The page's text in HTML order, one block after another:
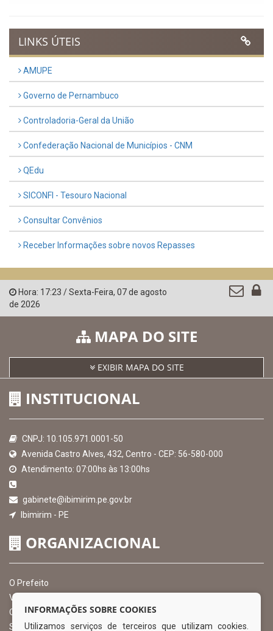
LINKS ÚTEIS
AMUPE
Governo de Pernambuco
Controladoria-Geral da União
Confederação Nacional de Municípios - CNM
QEdu
SICONFI - Tesouro Nacional
Consultar Convênios
Receber Informações sobre novos Repasses
Hora: 17:23 /Sexta-Feira, 07 de agosto
de 2026
MAPA DO SITE
EXIBIR MAPA DO SITE
INSTITUCIONAL
CNPJ: 10.105.971.0001-50
Avenida Castro Alves, 432, Centro - CEP: 56-580-000
Atendimento: 07:00hs às 13:00hs
gabinete@ibimirim.pe.gov.br
Ibimirim - PE
ORGANIZACIONAL
O Prefeito
Vice Prefeito
Ouvidoria Municipal
Serviço de Informação ao Cidadão – SIC
INFORMAÇÕES SOBRE COOKIES
Utilizamos serviços de terceiros que utilizam cookies.